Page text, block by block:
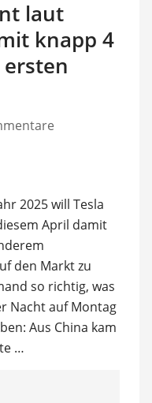
laut
knapp 4
2025 will Tesla
April damit
den Markt zu
so richtig, was
Nacht auf Montag
Aus China kam
…